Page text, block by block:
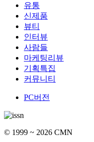
유통
신제품
뷰티
인터뷰
사람들
마케팅리뷰
기획특집
커뮤니티
PC버전
© 1999 ~ 2026 CMN